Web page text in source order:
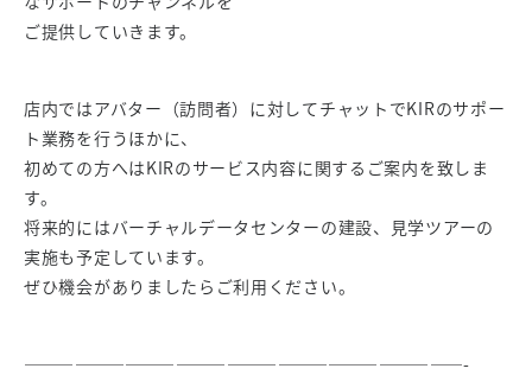
ご提供していきます。
店内ではアバター（訪問者）に対してチャットでKIRのサポー
ト業務を行うほかに、
初めての方へはKIRのサービス内容に関するご案内を致しま
す。
将来的にはバーチャルデータセンターの建設、見学ツアーの
実施も予定しています。
ぜひ機会がありましたらご利用ください。
——————————————————————————-